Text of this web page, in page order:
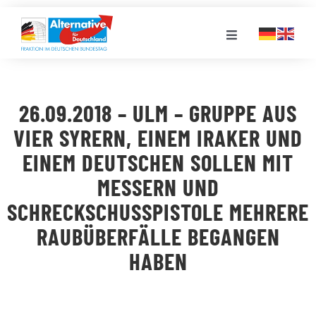
Inhalt
springen
Toggle
LANDESGRUPPEN
VERANSTALTUNGEN
PRESSE
26.09.2018 – ULM – GRUPPE AUS
VIER SYRERN, EINEM IRAKER UND
EINEM DEUTSCHEN SOLLEN MIT
MESSERN UND
SCHRECKSCHUSSPISTOLE MEHRERE
RAUBÜBERFÄLLE BEGANGEN
HABEN